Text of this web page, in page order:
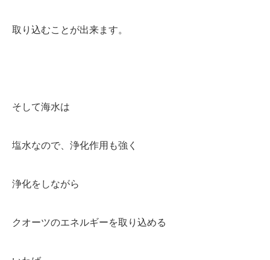
取り込むことが出来ます。
そして海水は
塩水なので、浄化作用も強く
浄化をしながら
クオーツのエネルギーを取り込める